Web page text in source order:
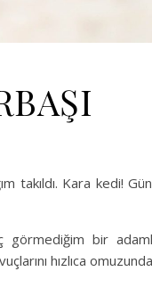
takıldı. Kara kedi!
görmediğim bir
hızlıca